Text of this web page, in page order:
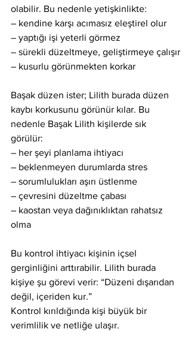
olabilir. Bu nedenle yetişkinlikte:
– kendine karşı acımasız eleştirel olur
– yaptığı işi yeterli görmez
– sürekli düzeltmeye, geliştirmeye çalışır
– kusurlu görünmekten korkar
Başak düzen ister; Lilith burada düzen
kaybı korkusunu görünür kılar. Bu
nedenle Başak Lilith kişilerde sık
görülür:
– her şeyi planlama ihtiyacı
– beklenmeyen durumlarda stres
– sorumlulukları aşırı üstlenme
– çevresini düzeltme çabası
– kaostan veya dağınıklıktan rahatsız
olma
Bu kontrol ihtiyacı kişinin içsel
gerginliğini arttırabilir. Lilith burada
kişiye şu görevi verir: “Düzeni dışarıdan
değil, içeriden kur.”
Kontrol kırıldığında kişi büyük bir
verimlilik ve netliğe ulaşır.